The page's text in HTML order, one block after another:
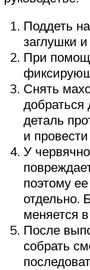
Поддеть
заглушки
При
Снять
добраться
деталь
и
У
поэтому
отдельно.
меняется
После
собрать